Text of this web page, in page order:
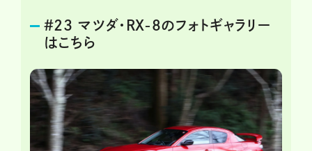
＃23 マツダ・RX-8のフォトギャラリー
はこちら